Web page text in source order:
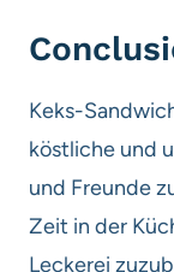
Keks-
köstliche und
und Freunde
Zeit in der
Leckerei